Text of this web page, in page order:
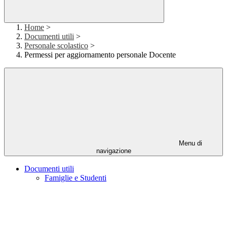
Home >
Documenti utili >
Personale scolastico >
Permessi per aggiornamento personale Docente
Menu di
navigazione
Documenti utili
Famiglie e Studenti